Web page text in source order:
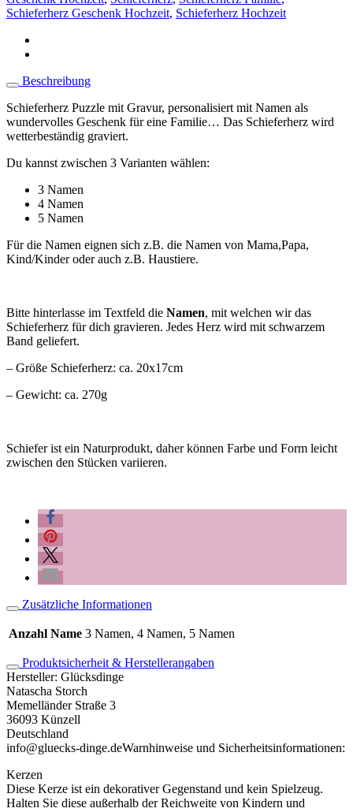
Schieferherz Geschenk Hochzeit, Schieferherz Hochzeit
Beschreibung
Schieferherz Puzzle mit Gravur, personalisiert mit Namen als
wundervolles Geschenk für eine Familie… Das Schieferherz wird
wetterbeständig graviert.
Du kannst zwischen 3 Varianten wählen:
3 Namen
4 Namen
5 Namen
Für die Namen eignen sich z.B. die Namen von Mama,Papa,
Kind/Kinder oder auch z.B. Haustiere.
Bitte hinterlasse im Textfeld die Namen, mit welchen wir das
Schieferherz für dich gravieren. Jedes Herz wird mit schwarzem
Band geliefert.
– Größe Schieferherz: ca. 20x17cm
– Gewicht: ca. 270g
Schiefer ist ein Naturprodukt, daher können Farbe und Form leicht
zwischen den Stücken variieren.
Zusätzliche Informationen
Anzahl Name 3 Namen, 4 Namen, 5 Namen
Produktsicherheit & Herstellerangaben
Hersteller: Glücksdinge
Natascha Storch
Memelländer Straße 3
36093 Künzell
Deutschland
info@gluecks-dinge.deWarnhinweise und Sicherheitsinformationen:
Kerzen
Diese Kerze ist ein dekorativer Gegenstand und kein Spielzeug.
Halten Sie diese außerhalb der Reichweite von Kindern und